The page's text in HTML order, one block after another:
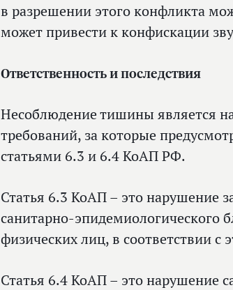
в разрешении этого конфликта
может привести к конфискации
Ответственность и последствия
Несоблюдение тишины является
требований, за которые
статьями 6.3 и 6.4 КоАП РФ.
Статья 6.3 КоАП – это нарушение
санитарно-эпидемиологического
физических лиц, в соответствии с
Статья 6.4 КоАП – это нарушение